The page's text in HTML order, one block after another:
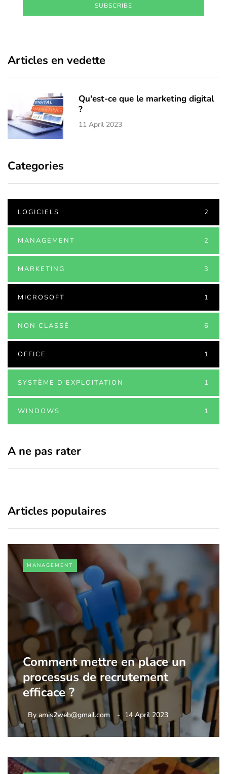
SUBSCRIBE
Articles en vedette
Qu'est-ce que le marketing digital
?
11 April 2023
Categories
LOGICIELS 2
MANAGEMENT 2
MARKETING 3
MICROSOFT 1
NON CLASSÉ 6
OFFICE 1
SYSTÈME D'EXPLOITATION 1
WINDOWS 1
A ne pas rater
Articles populaires
MANAGEMENT
Comment mettre en place un
processus de recrutement
efficace ?
By amis2web@gmail.com 14 April 2023